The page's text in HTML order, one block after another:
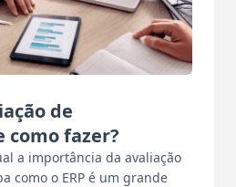
de
como fazer?
a importância da avaliação
como o ERP é um grande